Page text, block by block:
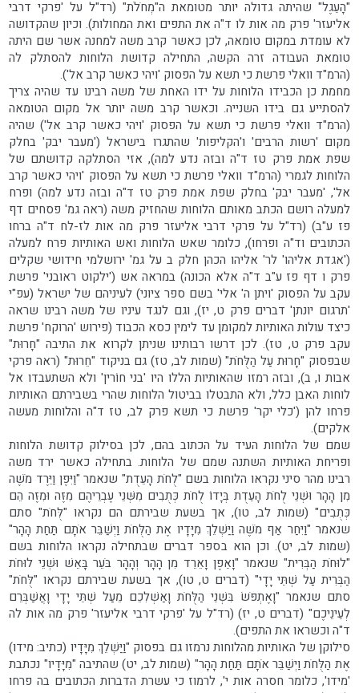
"הָעֵגֶל" שהיתה גדולה יותר מטומאת ה"מְחֹלֹת" (רד"ל על 'פרקי דרבי
אליעזר' פרק מה אות לו ד"ה את התפים ואת המחולות). וכיון שהקדושה
לא עומדת במקום טומאה, לכן כאשר קרב משה למחנה אשר שם היתה
טומאת העבודה זרה הקשה, התחילה קדושת הלוחות להסתלק לה
(הרמ"ד וואלי פרשת כי תשא על הפסוק 'ויהי כאשר קרב אל').
מחמת כן הכבידו הלוחות על ידו האחת של משה רבינו עד שהיה צריך
להסתייע גם בידו השנייה. וכאשר קרב משה יותר אל מקום הטומאה
(הרמ"ד וואלי פרשת כי תשא על הפסוק 'ויהי כאשר קרב אל') שהיה
מקום 'רשות הרבים' ו'הקליפות' שהתגרו בישראל ('מעבר יבק' בחלק
שפת אמת פרק טז ד"ה ובזה נדע למה), אזי הסתלקה קדושתם של
הלוחות לגמרי (הרמ"ד וואלי פרשת כי תשא על הפסוק 'ויהי כאשר קרב
אל', 'מעבר יבק' בחלק שפת אמת פרק טז ד"ה ובזה נדע למה) ופרח
למעלה רושם הכתב מאותם הלוחות שהחזיק משה (ראה גמ' פסחים דף
פז ע"ב) (רד"ל על פרקי דרבי אליעזר פרק מה אות לז-לח ד"ה ברחו
הכתובים וד"ה ופרחו), כלומר שאש הלוחות ואש האותיות פרח למעלה
('אגדת אליהו' לר' אליהו הכהן חלק ב על גמ' ירושלמי חידושי שקלים
פרק ו דף פז ע"ב ד"ה אלא הכונה) במראה אש ('ילקוט ראובני' פרשת
עקב על הפסוק 'ויתן ה' אלי' בשם ספר ציוני) לעיניהם של ישראל (עפ"י
'תרגום יונתן' דברים פרק ט, יז), וגם לנגד עיניו של משה רבינו שראה
כיצד עולות האותיות למקומן עד לימין כסא הכבוד (פירוש 'הרוקח' פרשת
עקב פרק ט, טז). לכן דרשו רבותינו שניתן לקרוא את התיבה "חָרוּת"
שבפסוק "חָרוּת עַל הַלֻּחֹת" (שמות לב, טז) גם בניקוד "חֵרוּת" (ראה פרקי
אבות ו, ב), ובזה רמזו שהאותיות הללו היו 'בני חוֹרין' ולא השתעבדו אל
לוחות האבן כלל, ולא התבטלו בביטול הלוחות שהרי בשבירתם האותיות
פרחו להן ('כלי יקר' פרשת כי תשא פרק לב, טז ד"ה והלוחות מעשה
אלקים).
שמם של הלוחות העיד על הכתוב בהם, לכן בסילוק קדושת הלוחות
ופריחת האותיות השתנה שמם של הלוחות. בתחילה כאשר ירד משה
רבינו מהר סיני נקראו הלוחות בשם "לֻחֹת הָעֵדֻת" שנאמר "וַיִּפֶן וַיֵּרֶד מֹשֶׁה
מִן הָהָר וּשְׁנֵי לֻחֹת הָעֵדֻת בְּיָדוֹ לֻחֹת כְּתֻבִים מִשְּׁנֵי עֶבְרֵיהֶם מִזֶּה וּמִזֶּה הֵם
כְּתֻבִים" (שמות לב, טו), אך בשעת שבירתם הם נקראו "לֻּחֹת" סתם
שנאמר "וַיִּחַר אַף מֹשֶׁה וַיַּשְׁלֵךְ מִיָּדָיו אֶת הַלֻּחֹת וַיְשַׁבֵּר אֹתָם תַּחַת הָהָר"
(שמות לב, יט). וכן הוא בספר דברים שבתחילה נקראו הלוחות בשם
"לוּחֹת הַבְּרִית" שנאמר "וָאֵפֶן וָאֵרֵד מִן הָהָר וְהָהָר בֹּעֵר בָּאֵשׁ וּשְׁנֵי לוּחֹת
הַבְּרִית עַל שְׁתֵּי יָדָי" (דברים ט, טו), אך בשעת שבירתם נקראו "לֻּחֹת"
סתם שנאמר "וָאֶתְפֹּשׂ בִּשְׁנֵי הַלֻּחֹת וָאַשְׁלִכֵם מֵעַל שְׁתֵּי יָדָי וָאֲשַׁבְּרֵם
לְעֵינֵיכֶם" (דברים ט, יז) (רד"ל על 'פרקי דרבי אליעזר' פרק מה אות לה
ד"ה וכשראו את התפים).
סילוקן של האותיות מהלוחות נרמזו גם בפסוק "וַיַּשְׁלֵךְ מִיָּדָיו (כתיב: מידו)
אֶת הַלֻּחֹת וַיְשַׁבֵּר אֹתָם תַּחַת הָהָר" (שמות לב, יט) שהתיבה "מִיָּדָיו" נכתבת
'מידו', כלומר חסרה אות י', לרמוז כי עשרת הדברות הכתובים בה פרחו